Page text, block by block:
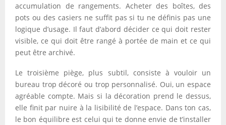
accumulation de rangements. Acheter des boîtes, des
pots ou des casiers ne suffit pas si tu ne définis pas une
logique d’usage. Il faut d’abord décider ce qui doit rester
visible, ce qui doit être rangé à portée de main et ce qui
peut être archivé.
Le troisième piège, plus subtil, consiste à vouloir un
bureau trop décoré ou trop personnalisé. Oui, un espace
agréable compte. Mais si la décoration prend le dessus,
elle finit par nuire à la lisibilité de l’espace. Dans ton cas,
le bon équilibre est celui qui te donne envie de t’installer